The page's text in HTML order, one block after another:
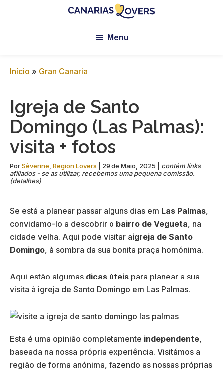
Lovers:
Gran
Canaria
e
Menu
Início » Gran Canaria
Igreja de Santo
Domingo (Las Palmas):
visita + fotos
PorSèverine Region Lovers 29 de Maio, 2025
contém links
afiliados - se as utilizar, recebemos uma pequena comissão.
(detalhes)
Se está a planear passar alguns dias em Las Palmas,
convidamo-lo a descobrir o bairro de Vegueta, na
cidade velha. Aqui pode visitar aigreja de Santo
Domingo, à sombra da sua bonita praça homónima.
Aqui estão algumas dicas úteis para planear a sua
visita à igreja de Santo Domingo em Las Palmas.
Esta é uma opinião completamente independente,
baseada na nossa própria experiência. Visitámos a
região de forma anónima, fazendo as nossas próprias